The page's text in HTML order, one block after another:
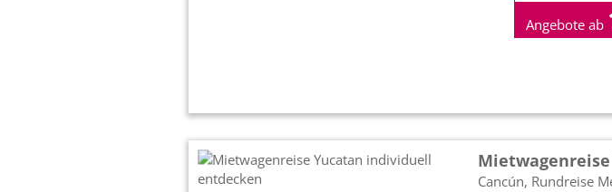
Angebote ab
Cancún, Rundreise